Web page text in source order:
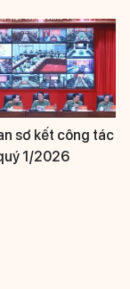
sơ kết công tác
1/2026